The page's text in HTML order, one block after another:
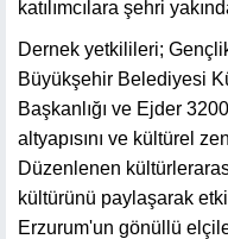
katılımcılara şehri
Dernek yetkilileri;
Büyükşehir Belediyesi
Başkanlığı ve Ejder
altyapısını ve kültürel
Düzenlenen
kültürünü paylaşarak
Erzurum'un gönüllü